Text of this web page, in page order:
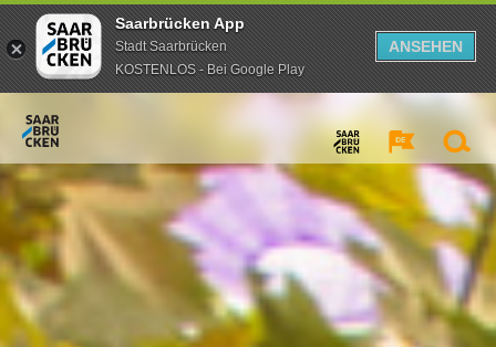
Saarbrücken App
Stadt Saarbrücken
KOSTENLOS - Bei Google Play
ANSEHEN